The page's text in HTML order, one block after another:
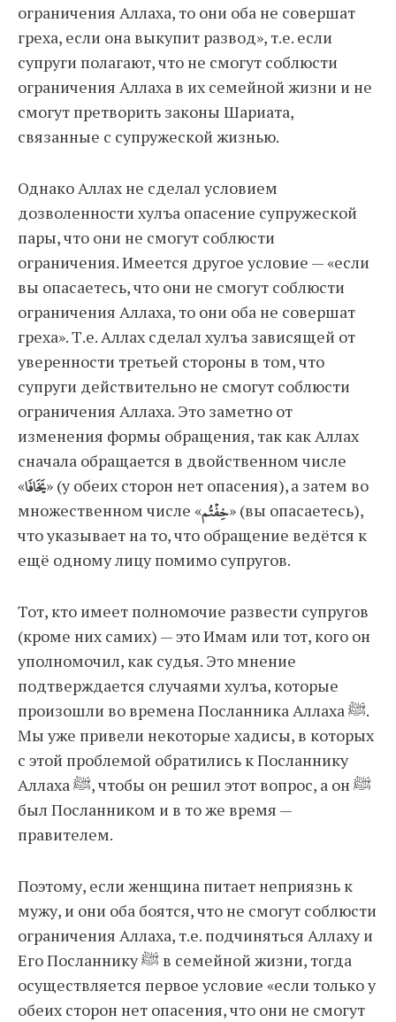
ограничения Аллаха, то они оба не совершат
греха, если она выкупит развод», т.е. если
супруги полагают, что не смогут соблюсти
ограничения Аллаха в их семейной жизни и не
смогут претворить законы Шариата,
связанные с супружеской жизнью.
Однако Аллах не сделал условием
дозволенности хулъа опасение супружеской
пары, что они не смогут соблюсти
ограничения. Имеется другое условие — «если
вы опасаетесь, что они не смогут соблюсти
ограничения Аллаха, то они оба не совершат
греха». Т.е. Аллах сделал хулъа зависящей от
уверенности третьей стороны в том, что
супруги действительно не смогут соблюсти
ограничения Аллаха. Это заметно от
изменения формы обращения, так как Аллах
сначала обращается в двойственном числе
«يَخَافَا» (у обеих сторон нет опасения), а затем во
множественном числе «خِفۡتُم» (вы опасаетесь),
что указывает на то, что обращение ведётся к
ещё одному лицу помимо супругов.
Тот, кто имеет полномочие развести супругов
(кроме них самих) — это Имам или тот, кого он
уполномочил, как судья. Это мнение
подтверждается случаями хулъа, которые
произошли во времена Посланника Аллаха ﷺ.
Мы уже привели некоторые хадисы, в которых
с этой проблемой обратились к Посланнику
Аллаха ﷺ, чтобы он решил этот вопрос, а он ﷺ
был Посланником и в то же время —
правителем.
Поэтому, если женщина питает неприязнь к
мужу, и они оба боятся, что не смогут соблюсти
ограничения Аллаха, т.е. подчиняться Аллаху и
Его Посланнику ﷺ в семейной жизни, тогда
осуществляется первое условие «если только у
обеих сторон нет опасения, что они не смогут